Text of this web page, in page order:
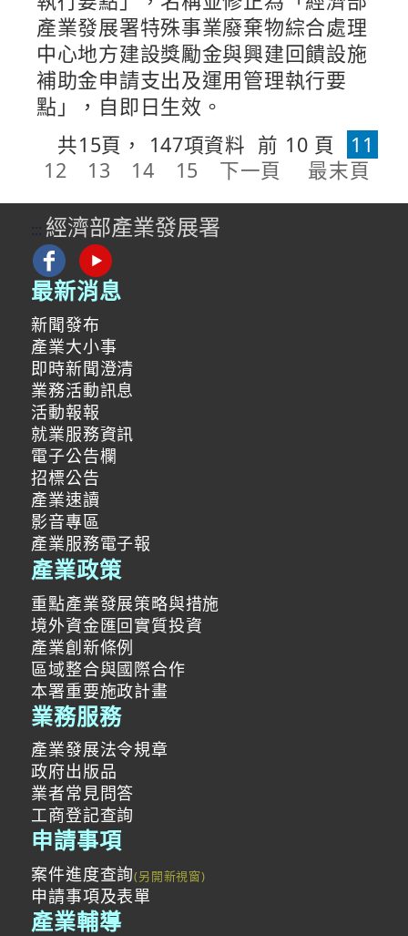
產業發展署特殊事業廢棄物綜合處理
中心地方建設獎勵金與興建回饋設施
補助金申請支出及運用管理執行要
點」，自即日生效。
共15頁， 147項資料 前 10 頁
11
12
13 14 15 下一頁 最末頁
::: 經濟部產業發展署
最新消息
新聞發布
產業大小事
即時新聞澄清
業務活動訊息
活動報報
就業服務資訊
電子公告欄
招標公告
產業速讀
影音專區
產業服務電子報
產業政策
重點產業發展策略與措施
境外資金匯回實質投資
產業創新條例
區域整合與國際合作
本署重要施政計畫
業務服務
產業發展法令規章
政府出版品
業者常見問答
工商登記查詢
申請事項
案件進度查詢
申請事項及表單
產業輔導